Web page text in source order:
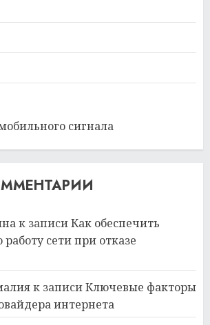
сигнала
к записиКак обеспечить
сети при отказе
к записиКлючевые факторы
интернета